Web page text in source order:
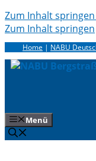
Zum Inhalt springen
Zum Inhalt springen
Home | NABU
Menü